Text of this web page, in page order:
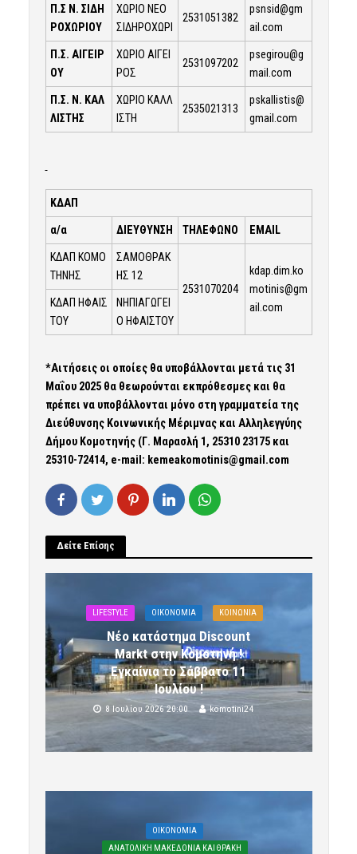
Π.Σ Ν. ΣΙΔΗ
ΡΟΧΩΡΙΟΥ
ΧΩΡΙΟ ΝΕΟ
ΣΙΔΗΡΟΧΩΡΙ
2531051382
psnsid@gm
ail.com
Π.Σ. ΑΙΓΕΙΡ
ΟΥ
ΧΩΡΙΟ ΑΙΓΕΙ
ΡΟΣ
2531097202
psegirou@g
mail.com
Π.Σ. Ν. ΚΑΛ
ΛΙΣΤΗΣ
ΧΩΡΙΟ ΚΑΛΛ
ΙΣΤΗ
2535021313
pskallistis@
gmail.com
ΚΔΑΠ
α/α ΔΙΕΥΘΥΝΣΗ ΤΗΛΕΦΩΝΟ EMAIL
ΚΔΑΠ ΚΟΜΟ
ΤΗΝΗΣ
ΣΑΜΟΘΡΑΚ
ΗΣ 12
2531070204
kdap.dim.ko
motinis@gm
ail.com
ΚΔΑΠ ΗΦΑΙΣ
ΤΟΥ
ΝΗΠΙΑΓΩΓΕΙ
Ο ΗΦΑΙΣΤΟΥ
*Αιτήσεις οι οποίες θα υποβάλλονται μετά τις 31
Μαΐου 2025 θα θεωρούνται εκπρόθεσμες και θα
πρέπει να υποβάλλονται μόνο στη γραμματεία της
Διεύθυνσης Κοινωνικής Μέριμνας και Αλληλεγγύης
Δήμου Κομοτηνής (Γ. Μαρασλή 1, 25310 23175 και
25310-72414, e-mail: kemeakomotinis@gmail .com
Δείτε Επίσης
LIFESTYLE OIKONOMIA ΚΟΙΝΩΝΙΑ
Νέο κατάστημα Discount
Markt στην Κομοτηνή !
Εγκαίνια το Σάββατο 11
Ιουλίου !
8 Ιουλίου 2026 20:00 komotini24
OIKONOMIA
ΑΝΑΤΟΛΙΚΗ ΜΑΚΕΔΟΝΙΑ ΚΑΙ ΘΡΑΚΗ